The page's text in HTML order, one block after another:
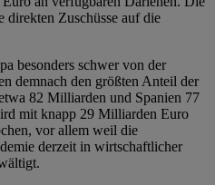
direkten Zuschüsse auf die
besonders schwer von der
demnach den größten Anteil der
82 Milliarden und Spanien 77
mit knapp 29 Milliarden Euro
vor allem weil die
derzeit in wirtschaftlicher